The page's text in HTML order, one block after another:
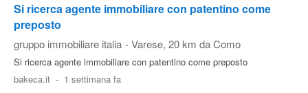
Si ricerca agente immobiliare con patentino come
preposto
gruppo immobiliare italia - Varese, 20 km da Como
Si ricerca agente immobiliare con patentino come preposto
bakeca.it - 1 settimana fa